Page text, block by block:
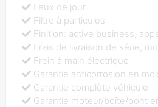
Feux de jour
Filtre à particules
Finition: active business,
Frais de livraison de série,
Frein à main électrique
Garantie anticorrosion en
Garantie complète véhicule -
Garantie moteur/boîte/pont